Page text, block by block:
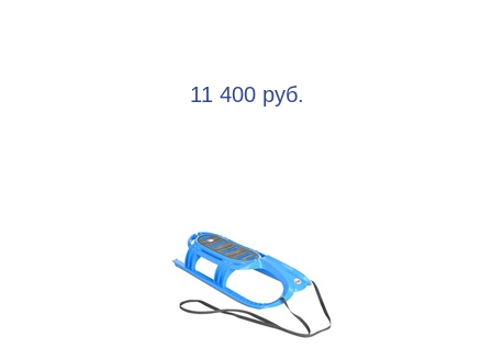
11 400 руб.